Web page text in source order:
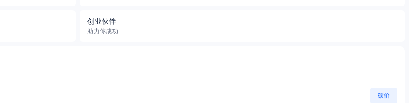
创业伙伴
助力你成功